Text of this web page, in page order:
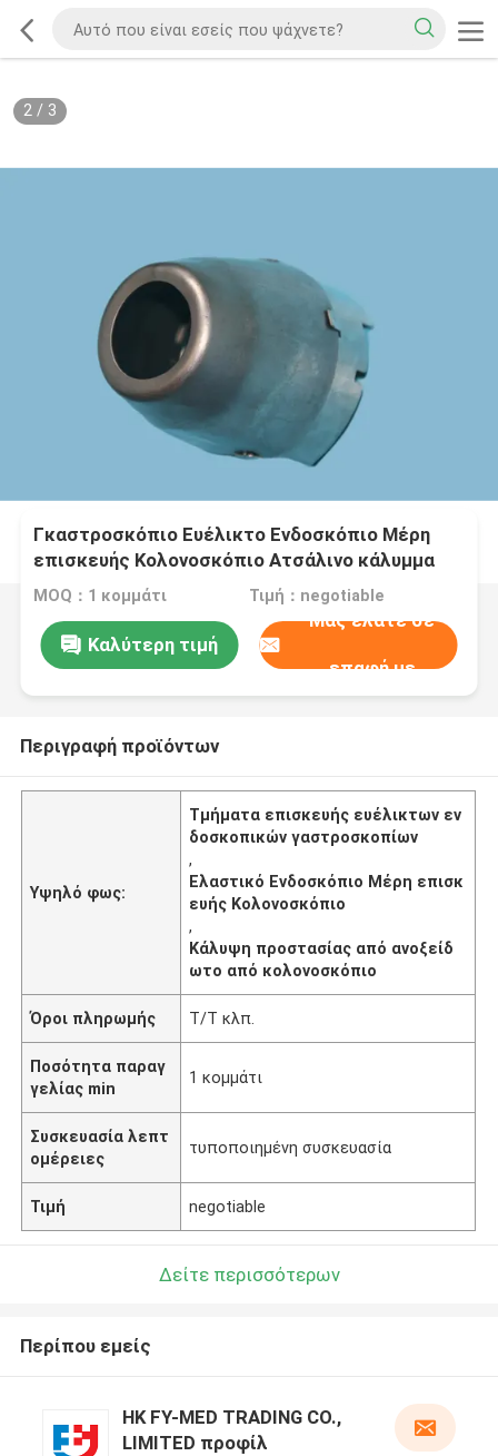
2/ 3
Γκαστροσκόπιο Ευέλικτο Ενδοσκόπιο Μέρη
επισκευής Κολονοσκόπιο Ατσάλινο κάλυμμα
προστασίας
MOQ：1 κομμάτι Τιμή：negotiable
Καλύτερη τιμή
Μας ελάτε σε
επαφή με
Περιγραφή προϊόντων
Υψηλό φως:
Τμήματα επισκευής ευέλικτων εν
δοσκοπικών γαστροσκοπίων
,
Ελαστικό Ενδοσκόπιο Μέρη επισκ
ευής Κολονοσκόπιο
,
Κάλυψη προστασίας από ανοξείδ
ωτο από κολονοσκόπιο
Όροι πληρωμής Τ/Τ κλπ.
Ποσότητα παραγ
γελίας min
1 κομμάτι
Συσκευασία λεπτ
ομέρειες
τυποποιημένη συσκευασία
Τιμή negotiable
Δείτε περισσότερων
Περίπου εμείς
HK FY-MED TRADING CO.,
LIMITED προφίλ